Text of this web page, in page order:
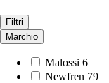
Filtri
Marchio
Malossi 6
Newfren 79